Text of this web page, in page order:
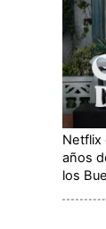
Netflix
años
los